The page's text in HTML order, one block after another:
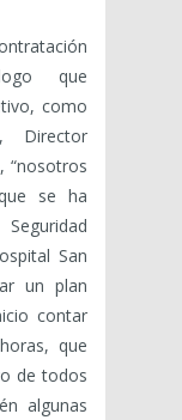
que
como
Director
“nosotros
se ha
San
un plan
contar
que
de todos
algunas